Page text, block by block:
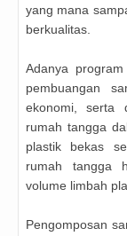
yang mana
berkualitas.
Adanya
pembuangan
ekonomi, serta
rumah tangga
plastik bekas
rumah tangga
volume limbah
Pengomposan